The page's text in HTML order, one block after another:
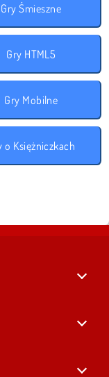
Gry Śmieszne
Gry HTML5
Gry Mobilne
o Księżniczkach